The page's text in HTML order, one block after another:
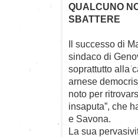
QUALCUNO
SBATTERE
Il successo di
sindaco di
soprattutto alla
arnese
noto per
insaputa”, che
e Savona.
La sua